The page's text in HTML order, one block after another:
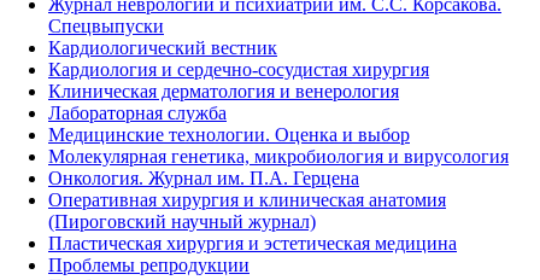
Журнал неврологии и психиатрии им. С.С. Корсакова.
Спецвыпуски
Кардиологический вестник
Кардиология и сердечно-сосудистая хирургия
Клиническая дерматология и венерология
Лабораторная служба
Медицинские технологии. Оценка и выбор
Молекулярная генетика, микробиология и вирусология
Онкология. Журнал им. П.А. Герцена
Оперативная хирургия и клиническая анатомия
(Пироговский научный журнал)
Пластическая хирургия и эстетическая медицина
Проблемы репродукции